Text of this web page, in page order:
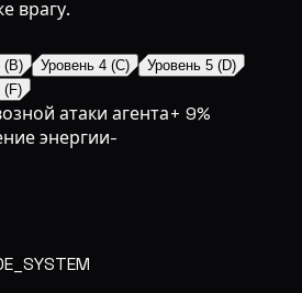
врагу.
(B) Уровень 4 (C)
Уровень 5 (D)
(F)
атаки агента+ 9%
энергии-